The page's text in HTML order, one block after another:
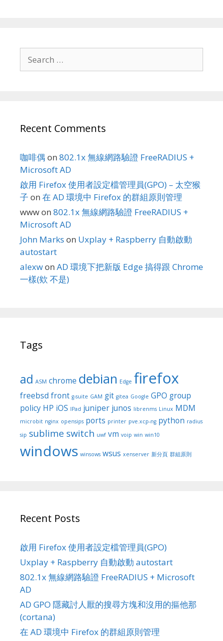
for:
Recent Comments
咖啡偶 on 802.1x 無線網路驗證 FreeRADIUS +
Microsoft AD
啟用 Firefox 使用者設定檔管理員(GPO) – 太空猴
子 on 在 AD 環境中 Firefox 的群組原則管理
wwwon 802.1x 無線網路驗證 FreeRADIUS +
Microsoft AD
John Marks on Uxplay + Raspberry 自動啟動
autostart
alexwon AD 環境下把新版 Edge 搞得跟 Chrome
一樣(欸 不是)
Tags
ad ASM chrome debian Edge firefox
freebsd front g-suite GAM git gitea Google GPO group
policy HP iOS IPad juniper junos librenms Linux MDM
microbit nginx opensips ports printer pve.xcp-ng python radius
sip sublime switch uwf vm voip win win10
windows winsows wsus xenserver 新分頁 群組原則
Recent Posts
啟用 Firefox 使用者設定檔管理員(GPO)
Uxplay + Raspberry 自動啟動 autostart
802.1x 無線網路驗證 FreeRADIUS + Microsoft
AD
AD GPO 隱藏討人厭的搜尋方塊和沒用的摳他那
(cortana)
在 AD 環境中 Firefox 的群組原則管理